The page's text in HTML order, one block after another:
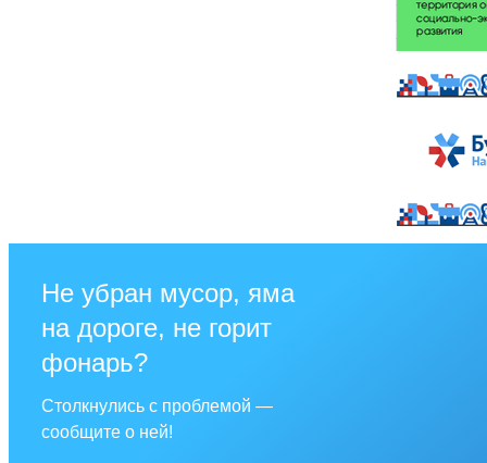
Не убран мусор, яма
на дороге, не горит
фонарь?
Столкнулись с проблемой —
сообщите о ней!